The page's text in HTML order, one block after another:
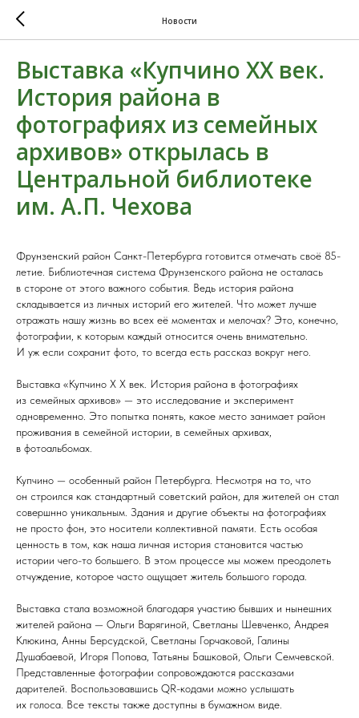
Новости
Выставка «Купчино ХХ век.
История района в
фотографиях из семейных
архивов» открылась в
Центральной библиотеке
им. А.П. Чехова
Фрунзенский район Санкт-Петербурга готовится отмечать своё 85-
летие. Библиотечная система Фрунзенского района не осталась
в стороне от этого важного события. Ведь история района
складывается из личных историй его жителей. Что может лучше
отражать нашу жизнь во всех её моментах и мелочах? Это, конечно,
фотографии, к которым каждый относится очень внимательно.
И уж если сохранит фото, то всегда есть рассказ вокруг него.
Выставка «Купчино Х Х век. История района в фотографиях
из семейных архивов» — это исследование и эксперимент
одновременно. Это попытка понять, какое место занимает район
проживания в семейной истории, в семейных архивах,
в фотоальбомах.
Купчино — особенный район Петербурга. Несмотря на то, что
он строился как стандартный советский район, для жителей он стал
совершнно уникальным. Здания и другие объекты на фотографиях
не просто фон, это носители коллективной памяти. Есть особая
ценность в том, как наша личная история становится частью
истории чего-то большего. В этом процессе мы можем преодолеть
отчуждение, которое часто ощущает житель большого города.
Выставка стала возможной благодаря участию бывших и нынешних
жителей района — Ольги Варягиной, Светланы Шевченко, Андрея
Клюкина, Анны Берсудской, Светланы Горчаковой, Галины
Душабаевой, Игоря Попова, Татьяны Башковой, Ольги Семчевской.
Представленные фотографии сопровождаются рассказами
дарителей. Воспользовавшись QR-кодами можно услышать
их голоса. Все тексты также доступны в бумажном виде.